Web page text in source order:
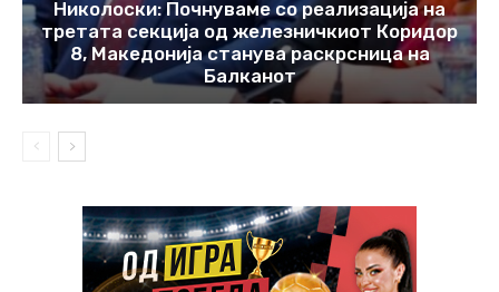
Николоски: Почнуваме со реализација на
третата секција од железничкиот Коридор
8, Македонија станува раскрсница на
Балканот